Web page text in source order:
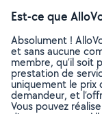
Est-ce que
Absolument !
et sans aucune
membre, qu’il soit
prestation de
uniquement le prix
demandeur, et
Vous pouvez